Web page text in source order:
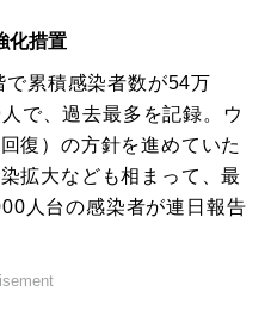
化措置
累積感染者数が54万
で、過去最多を記録。ウ
復）の方針を進めていた
拡大なども相まって、最
人台の感染者が連日報告